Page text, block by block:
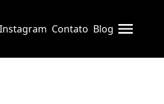
Instagram Contato Blog